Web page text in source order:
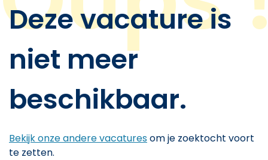
Deze vacature is
niet meer
beschikbaar.
Bekijk onze andere vacaturesom je zoektocht voort
te zetten.